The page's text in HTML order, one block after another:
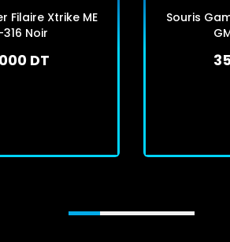
Filaire Xtrike ME
Noir
DT
Souris